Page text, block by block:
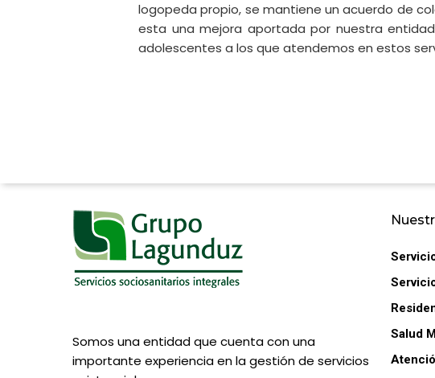
logopeda propio, se mantiene un acuerdo de
esta una mejora aportada por nuestra
adolescentes a los que atendemos en estos
Somos una entidad que cuenta con una
importante experiencia en la gestión de servicios
Salud